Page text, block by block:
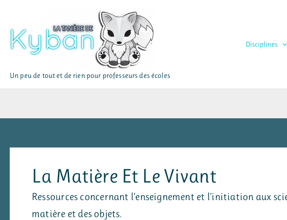
contenu
Un peu de tout et de rien pour professeurs des écoles
Disciplines
La Matière Et Le Vivant
Ressources concernant l’enseignement et l’initiation aux
matière et des objets.